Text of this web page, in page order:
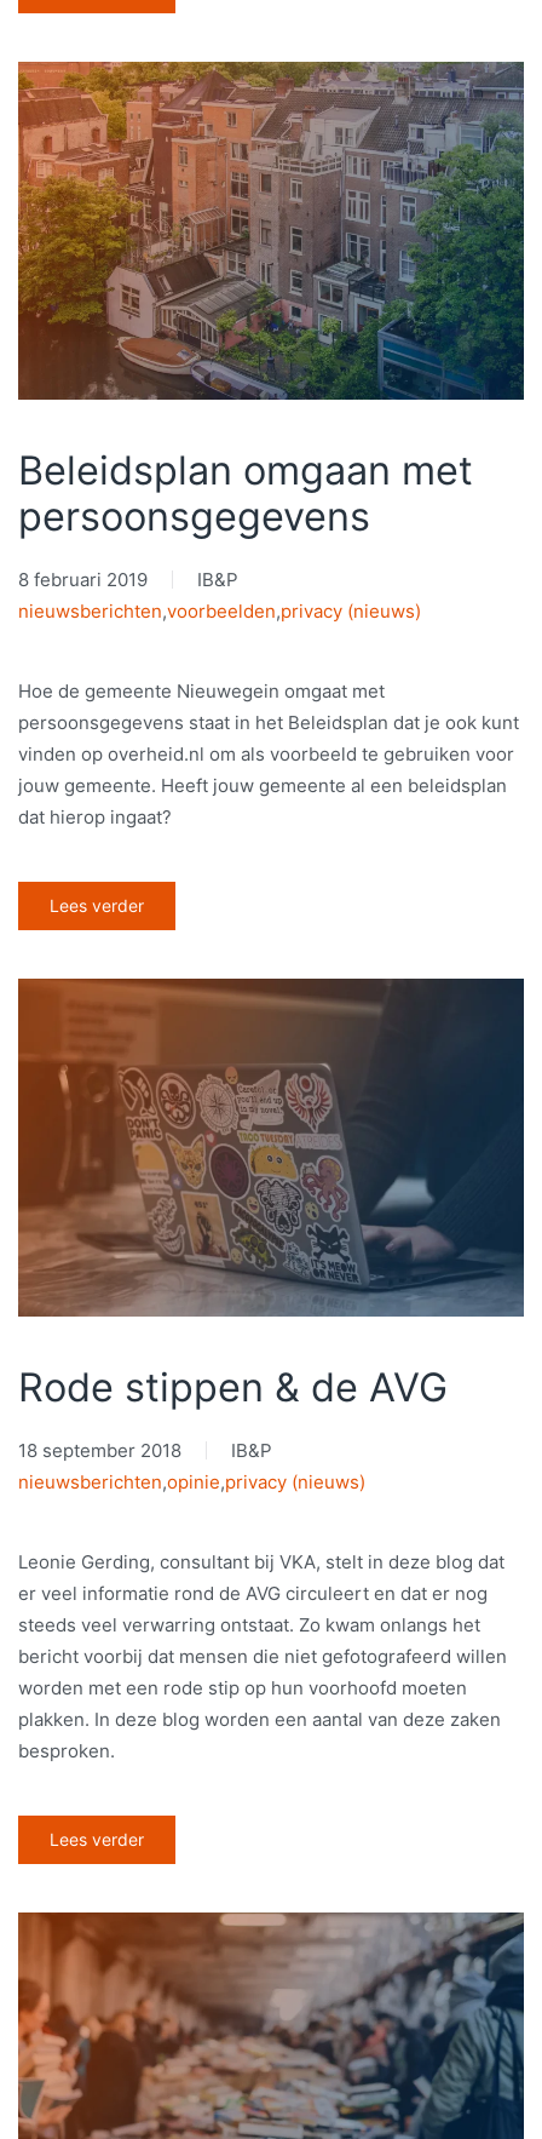
Beleidsplan omgaan met
persoonsgegevens
8 februari 2019
IB&P
nieuwsberichten,voorbeelden,privacy (nieuws)
Hoe de gemeente Nieuwegein omgaat met
persoonsgegevens staat in het Beleidsplan dat je ook kunt
vinden op overheid.nl om als voorbeeld te gebruiken voor
jouw gemeente. Heeft jouw gemeente al een beleidsplan
dat hierop ingaat?
Lees verder
Rode stippen & de AVG
18 september 2018
IB&P
nieuwsberichten,opinie,privacy (nieuws)
Leonie Gerding, consultant bij VKA, stelt in deze blog dat
er veel informatie rond de AVG circuleert en dat er nog
steeds veel verwarring ontstaat. Zo kwam onlangs het
bericht voorbij dat mensen die niet gefotografeerd willen
worden met een rode stip op hun voorhoofd moeten
plakken. In deze blog worden een aantal van deze zaken
besproken.
Lees verder